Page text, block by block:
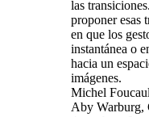
las
proponer esas
en que los
instantánea o
hacia un
imágenes.
Michel
Aby Warburg,